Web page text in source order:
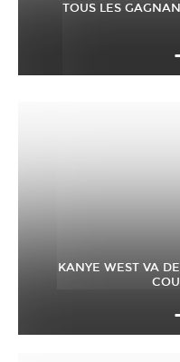
TOUS LES
KANYE WEST VA